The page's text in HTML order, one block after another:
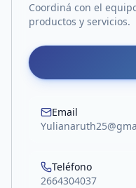
Coordiná con el
productos y servicios.
Email
Teléfono
2664304037